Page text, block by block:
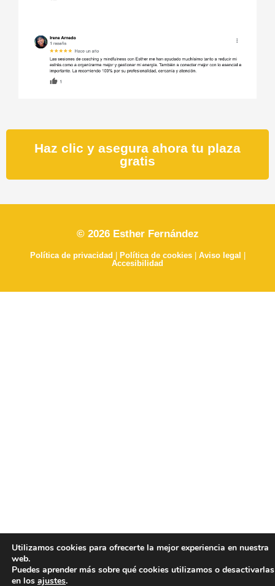
Haz clic y asegura ahora tu plaza
gratis
© 2026 Esther Fernández
Política de privacidad Política de cookies| Aviso legal
Accesibilidad
Utilizamos cookies para ofrecerte la mejor experiencia en nuestra
web.
Puedes aprender más sobre qué cookies utilizamos o desactivarlas
en los ajustes.